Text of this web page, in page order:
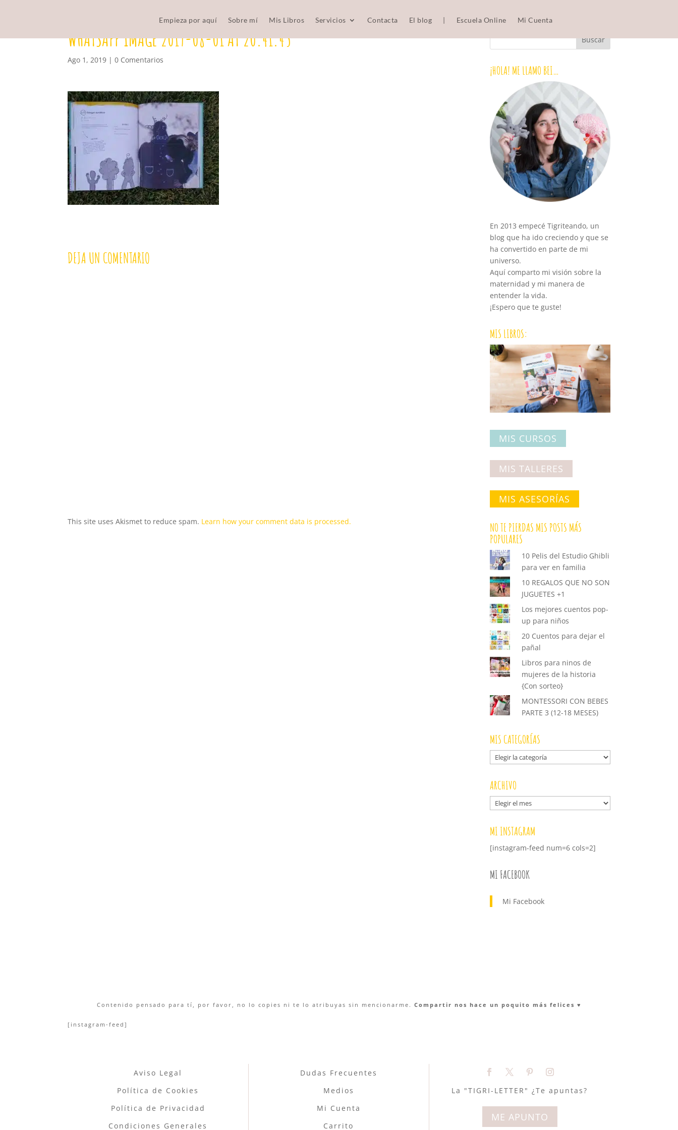
Empieza por aquí Sobre mí Mis Libros Servicios Contacta El blog | Escuela Online Mi Cuenta
WHATSAPP IMAGE 2019-08-01 AT 20.41.45
Ago 1, 2019 |0 Comentarios
DEJA UN COMENTARIO
This site uses Akismet to reduce spam. Learn how your comment data is processed.
¡HOLA! ME LLAMO BEI…
En 2013 empecé Tigriteando, un
blog que ha ido creciendo y que se
ha convertido en parte de mi
universo.
Aquí comparto mi visión sobre la
maternidad y mi manera de
entender la vida.
¡Espero que te guste!
MIS LIBROS:
MIS CURSOS
MIS TALLERES
MIS ASESORÍAS
NO TE PIERDAS MIS POSTS MÁS
POPULARES
10 Pelis del Estudio Ghibli
para ver en familia
10 REGALOS QUE NO SON
JUGUETES +1
Los mejores cuentos pop-
up para niños
20 Cuentos para dejar el
pañal
Libros para ninos de
mujeres de la historia
{Con sorteo}
MONTESSORI CON BEBES
PARTE 3 (12-18 MESES)
MIS CATEGORÍAS
Mis
categorías
ARCHIVO
Archivo
MI INSTAGRAM
[instagram-feed num=6 cols=2]
MI FACEBOOK
Mi Facebook
Contenido pensado para tí, por favor, no lo copies ni te lo atribuyas sin mencionarme. Compartir nos hace un poquito más felices ♥︎
[instagram-feed]
Aviso Legal
Política de Cookies
Política de Privacidad
Condiciones Generales
Dudas Frecuentes
Medios
Mi Cuenta
Carrito
La "TIGRI-LETTER" ¿Te apuntas?
ME APUNTO